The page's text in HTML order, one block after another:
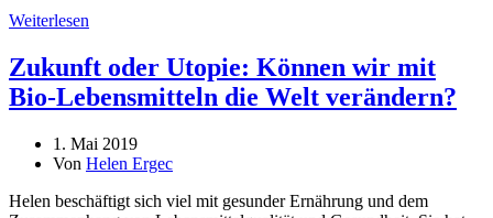
Weiterlesen
Zukunft oder Utopie: Können wir mit
Bio-Lebensmitteln die Welt verändern?
1. Mai 2019
Von Helen Ergec
Helen beschäftigt sich viel mit gesunder Ernährung und dem